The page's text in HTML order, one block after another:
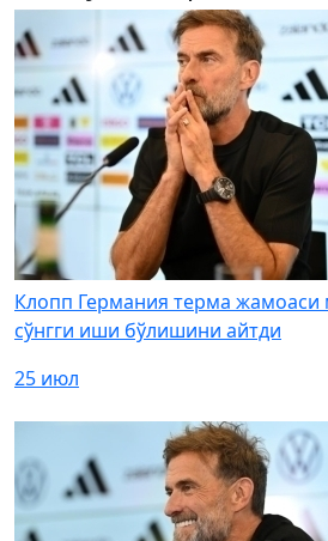
Клопп Германия терма жамоаси
сўнгги иши бўлишини айтди
25 июл